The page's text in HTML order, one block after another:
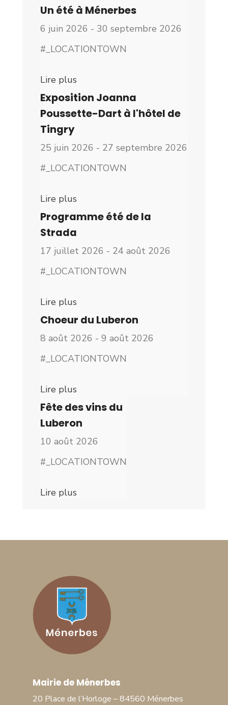
Un été à Ménerbes
6 juin 2026 - 30 septembre 2026
#_LOCATIONTOWN
Lire plus
Exposition Joanna
Poussette-Dart à l'hôtel de
Tingry
25 juin 2026 - 27 septembre 2026
#_LOCATIONTOWN
Lire plus
Programme été de la
Strada
17 juillet 2026 - 24 août 2026
#_LOCATIONTOWN
Lire plus
Choeur du Luberon
8 août 2026 - 9 août 2026
#_LOCATIONTOWN
Lire plus
Fête des vins du
Luberon
10 août 2026
#_LOCATIONTOWN
Lire plus
Mairie de Ménerbes
20 Place de l’Horloge – 84560 Ménerbes